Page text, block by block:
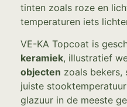
tinten zoals roze en
temperaturen iets
VE-KA Topcoat is
keramiek, illustratief
objecten zoals bekers,
juiste
glazuur in de meeste